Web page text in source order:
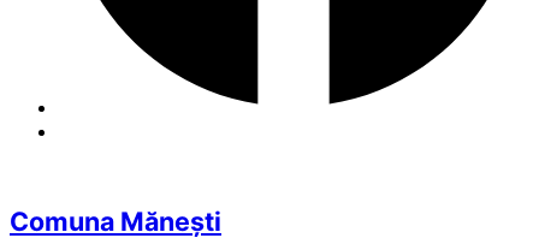
Comuna Mănești